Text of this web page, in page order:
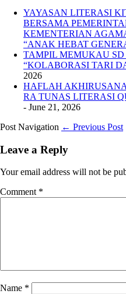
YAYASAN LITERASI
BERSAMA
KEMENTERIAN
“ANAK HEBAT
TAMPIL MEMUKAU
“KOLABORASI TARI
2026
HAFLAH
RA TUNAS LITERASI
- June 21, 2026
Post Navigation ← Previous Post
Leave a Reply
Your email address will not be
Comment *
Name *